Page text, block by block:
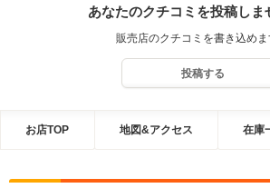
あなたのクチコミを投稿しま
販売店のクチコミを書き込めま
投稿する
お店TOP 地図&アクセス 在庫